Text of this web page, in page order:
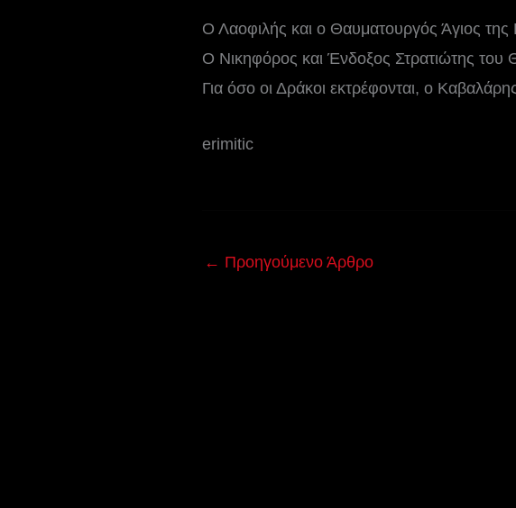
Ο Λαοφιλής και ο Θαυματουργός Άγιος της
Ο Νικηφόρος και Ένδοξος Στρατιώτης
Για όσο οι Δράκοι εκτρέφονται, ο
erimitic
← Προηγούμενο Άρθρο